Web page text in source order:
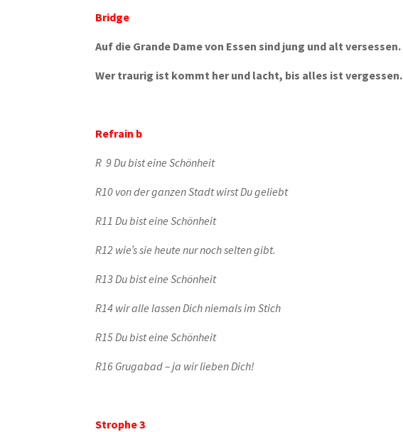
Bridge
Auf die Grande Dame von Essen sind jung und alt versessen.
Wer traurig ist kommt her und lacht, bis alles ist vergessen.
Refrain b
R 9 Du bist eine Schönheit
R10 von der ganzen Stadt wirst Du geliebt
R11 Du bist eine Schönheit
R12 wie’s sie heute nur noch selten gibt.
R13 Du bist eine Schönheit
R14 wir alle lassen Dich niemals im Stich
R15 Du bist eine Schönheit
R16 Grugabad – ja wir lieben Dich!
Strophe 3